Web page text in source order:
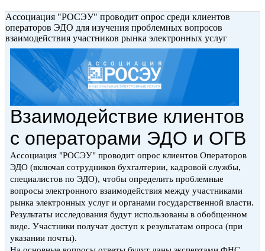
Ассоциация "РОСЭУ" проводит опрос среди клиентов
операторов ЭДО для изучения проблемных вопросов
взаимодействия участников рынка электронных услуг